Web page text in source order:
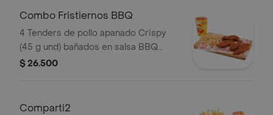
Combo Fristiernos BBQ
4 Tenders de pollo apanado Crispy
(45 g und) bañados en salsa BBQ
ligeramente picante, papas a la
$ 26.500
Comparti2